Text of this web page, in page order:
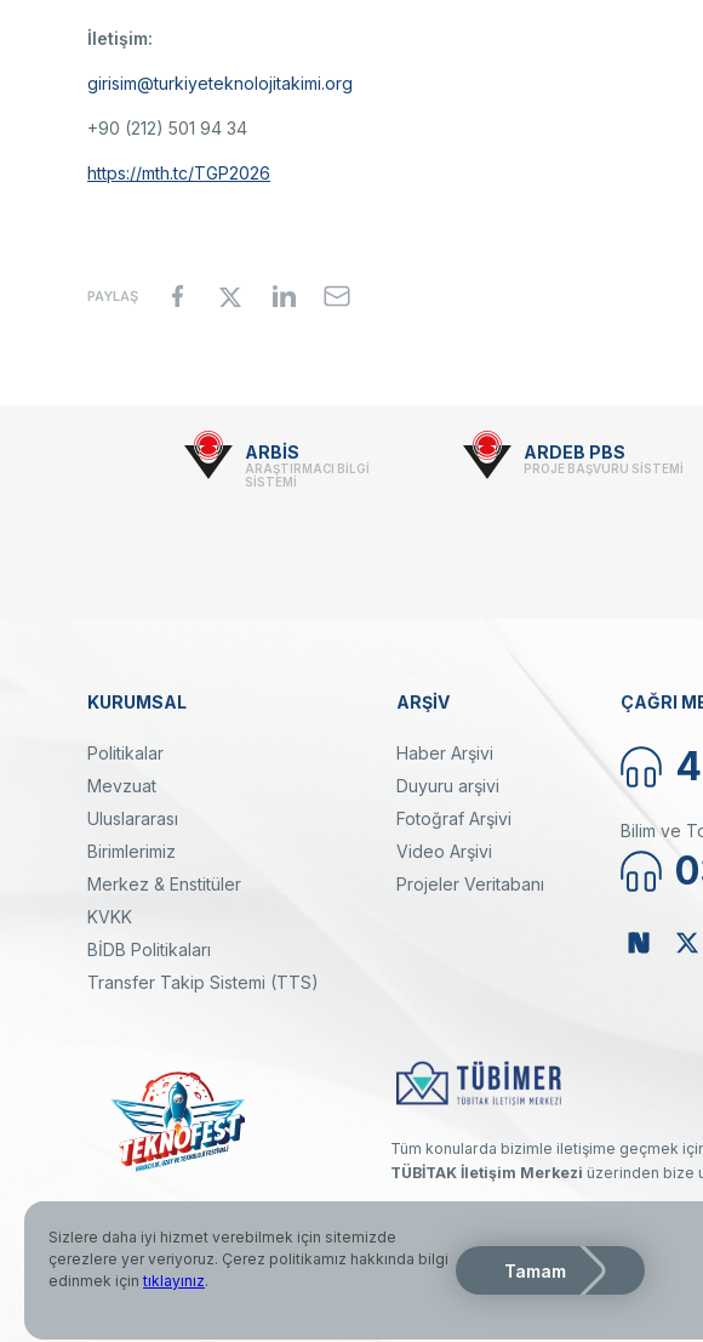
İletişim:
girisim@turkiyeteknolojitakimi.org
+90 (212) 501 94 34
https://mth.tc/TGP2026
PAYLAŞ
ARBİS
ARAŞTIRMACI BİLGİ
SİSTEMİ
ARDEB PBS
PROJE BAŞVURU SİSTEMİ
Dipnot
KURUMSAL
Politikalar
Mevzuat
Uluslararası
Birimlerimiz
Merkez & Enstitüler
KVKK
BİDB Politikaları
Transfer Takip Sistemi (TTS)
ARŞİV
Haber Arşivi
Duyuru arşivi
Fotoğraf Arşivi
Video Arşivi
Projeler Veritabanı
ÇAĞRI
Bilim ve
LinkedinInstagramFacebook
Tüm konularda bizimle iletişime geçmek
TÜBİTAK İletişim Merkezi üzerinden bize
© 2026 Türkiye Bilimsel ve Teknolojik Araştırma Kurumu. Her hakkı saklıdır.
Sizlere daha iyi hizmet verebilmek için sitemizde
çerezlere yer veriyoruz. Çerez politikamız hakkında bilgi
edinmek için tıklayınız. Tamam